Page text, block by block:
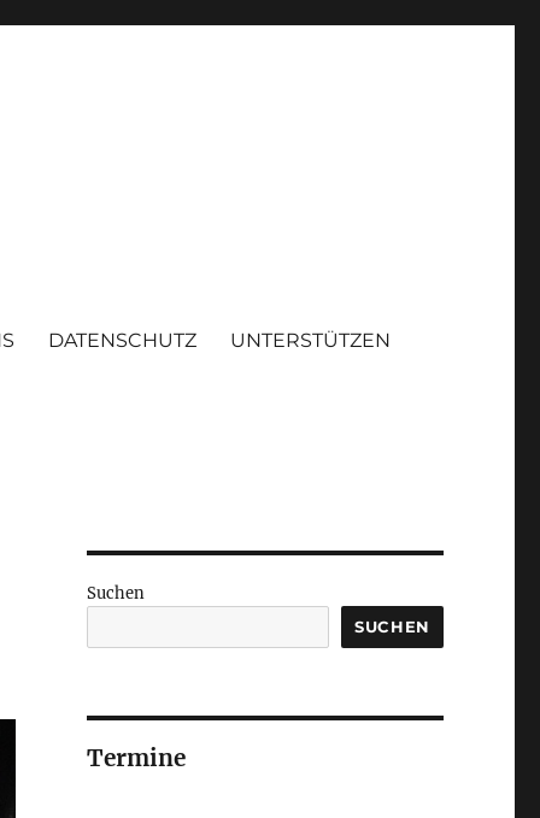
DATENSCHUTZ UNTERSTÜTZEN
Suchen
SUCHEN
Termine